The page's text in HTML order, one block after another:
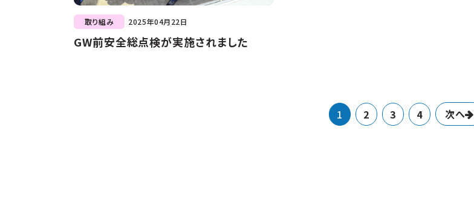
取り組み 2025年04月22日
GW前安全総点検が実施されました
1 2 3 4 次へ